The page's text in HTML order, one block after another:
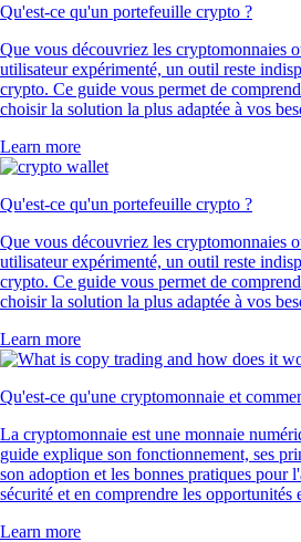
Qu'est-ce qu'un portefeuille crypto ?
Que vous découvriez les cryptomonnaies
utilisateur expérimenté, un outil reste
crypto. Ce guide vous permet de
choisir la solution la plus adaptée à vos
Learn more
Qu'est-ce qu'un portefeuille crypto ?
Que vous découvriez les cryptomonnaies
utilisateur expérimenté, un outil reste
crypto. Ce guide vous permet de
choisir la solution la plus adaptée à vos
Learn more
Qu'est-ce qu'une cryptomonnaie et
La cryptomonnaie est une monnaie
guide explique son fonctionnement, ses
son adoption et les bonnes pratiques pour
sécurité et en comprendre les opportunités
Learn more